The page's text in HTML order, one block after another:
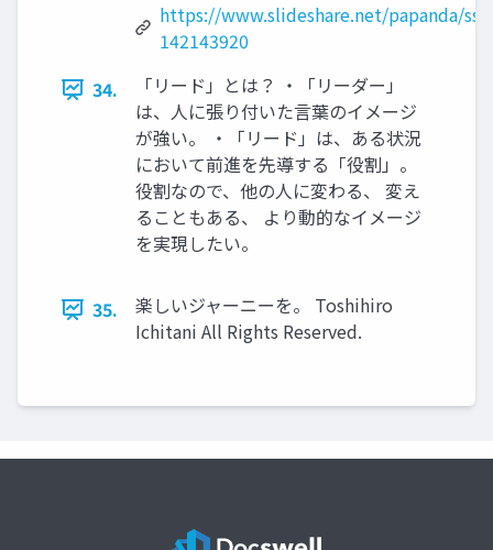
https://www.slideshare.net/papanda/ss-
142143920
34.
「リード」とは？ ・「リーダー」
は、⼈に張り付いた⾔葉のイメージ
が強い。 ・「リード」は、ある状況
において前進を先導する「役割」。
役割なので、他の⼈に変わる、 変え
ることもある、 より動的なイメージ
を実現したい。
35.
楽しいジャーニーを。 Toshihiro
Ichitani All Rights Reserved.